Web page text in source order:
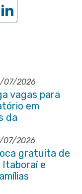
07/2026
vagas para
em
da
07/2026
gratuita de
Itaboraí e